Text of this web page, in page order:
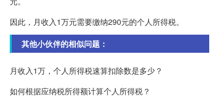
因此，月收入1万元需要缴纳290元的个人所得税。
其他小伙伴的相似问题：
月收入1万，个人所得税速算扣除数是多少？
如何根据应纳税所得额计算个人所得税？